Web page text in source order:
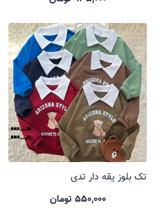
تک بلوز یقه دار تدی
550,000 تومان